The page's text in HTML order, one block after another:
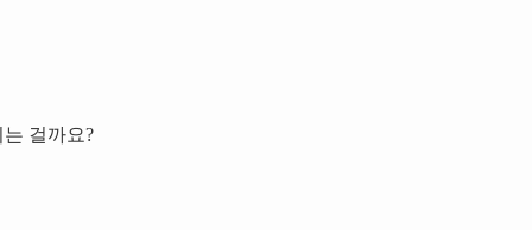
걸까요?